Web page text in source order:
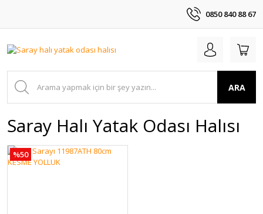
0850 840 88 67
ARA
Saray Halı Yatak Odası Halısı
%50